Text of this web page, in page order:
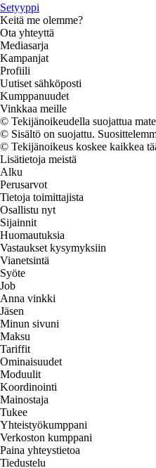
Setyyppi
Keitä me olemme?
Ota yhteyttä
Mediasarja
Kampanjat
Profiili
Uutiset sähköposti
Kumppanuudet
Vinkkaa meille
© Tekijänoikeudella suojattua
© Sisältö on suojattu.
© Tekijänoikeus koskee kaikkea
Lisätietoja meistä
Alku
Perusarvot
Tietoja toimittajista
Osallistu nyt
Sijainnit
Huomautuksia
Vastaukset kysymyksiin
Vianetsintä
Syöte
Job
Anna vinkki
Jäsen
Minun sivuni
Maksu
Tariffit
Ominaisuudet
Moduulit
Koordinointi
Mainostaja
Tukee
Yhteistyökumppani
Verkoston kumppani
Paina yhteystietoa
Tiedustelu